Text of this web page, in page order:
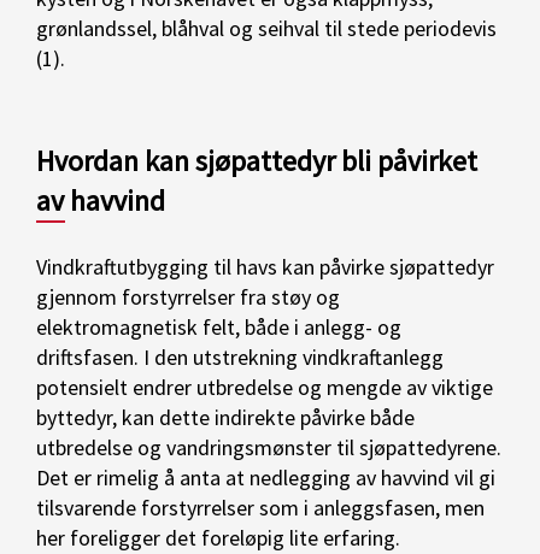
grønlandssel, blåhval og seihval til stede periodevis
(1).
Hvordan kan sjøpattedyr bli påvirket
av havvind
Vindkraftutbygging til havs kan påvirke sjøpattedyr
gjennom forstyrrelser fra støy og
elektromagnetisk felt, både i anlegg- og
driftsfasen. I den utstrekning vindkraftanlegg
potensielt endrer utbredelse og mengde av viktige
byttedyr, kan dette indirekte påvirke både
utbredelse og vandringsmønster til sjøpattedyrene.
Det er rimelig å anta at nedlegging av havvind vil gi
tilsvarende forstyrrelser som i anleggsfasen, men
her foreligger det foreløpig lite erfaring.